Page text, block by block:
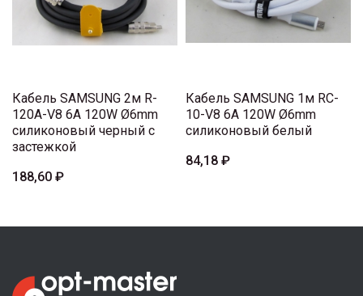
Кабель SAMSUNG 2м R-
120A-V8 6A 120W Ø6mm
силиконовый черный с
застежкой
188,60 ₽
Кабель SAMSUNG 1м RC-
10-V8 6A 120W Ø6mm
силиконовый белый
84,18 ₽